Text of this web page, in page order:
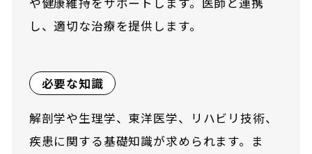
し、適切な治療を提供します。
必要な知識
解剖学や生理学、東洋医学、リハビリ技術、
疾患に関する基礎知識が求められます。ま